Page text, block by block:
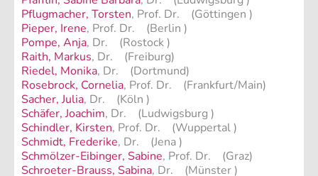
Pflugmacher, Torsten, Prof. Dr. (Göttingen )
Pieper, Irene, Prof. Dr. (Berlin )
Pompe, Anja, Dr. (Rostock )
Raith, Markus, Dr. (Freiburg)
Riedel, Monika, Dr. (Dortmund)
Rosebrock, Cornelia, Prof. Dr. (Frankfurt/Main)
Sacher, Julia, Dr. (Köln )
Schäfer, Joachim, Dr. (Ludwigsburg )
Schindler, Kirsten, Prof. Dr. (Wuppertal )
Schmidt, Frederike, Dr. (Jena )
Schmölzer-Eibinger, Sabine, Prof. Dr. (Graz)
Schroeter-Brauss, Sabina, Dr. (Münster )